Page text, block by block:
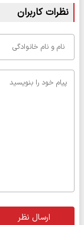
نظرات کاربران
ارسال نظر